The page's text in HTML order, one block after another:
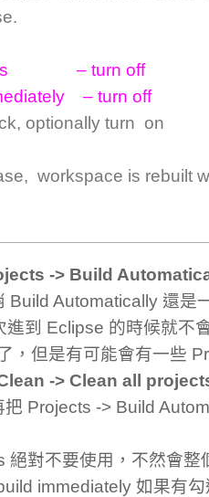
– turn off
– turn off
optionally turn on
workspace is rebuilt
-> Build
Build Automatically 還是
進到 Eclipse 的時候就不
，但是有可能會有一些
-> Clean all
Projects -> Build
對不要使用，不然會整
immediately 如果有勾